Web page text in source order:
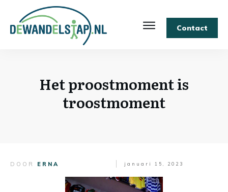
Contact
Het proostmoment is
troostmoment
DOOR ERNA januari 15, 2023